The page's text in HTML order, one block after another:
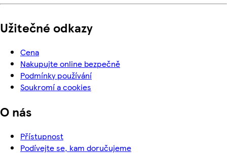
Užitečné odkazy
Cena
Nakupujte online bezpečně
Podmínky používání
Soukromí a cookies
O nás
Přístupnost
Podívejte se, kam doručujeme